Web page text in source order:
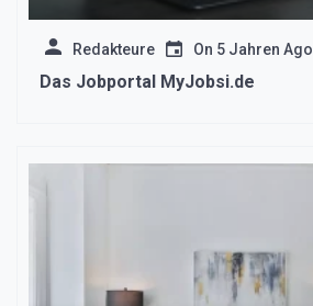
Redakteure On 5 Jahren Ago
Das Jobportal MyJobsi.de